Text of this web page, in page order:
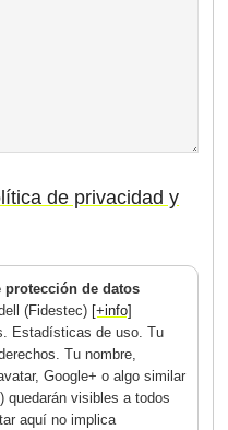
de privacidad y
protección de datos
(Fidestec) [+info]
Estadísticas de uso. Tu
Tu nombre,
Google+ o algo similar
quedarán visibles a todos
aquí no implica